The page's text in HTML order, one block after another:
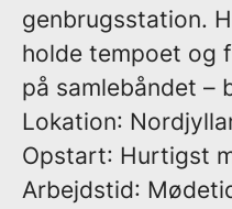
genbrugsstation.
holde tempoet og
på samlebåndet –
Lokation:
Opstart: Hurtigst
Arbejdstid: